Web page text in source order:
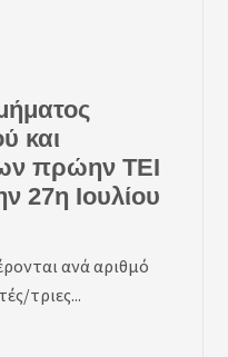
και
πρώην ΤΕΙ
27η Ιουλίου
ανά αριθμό
τριες...